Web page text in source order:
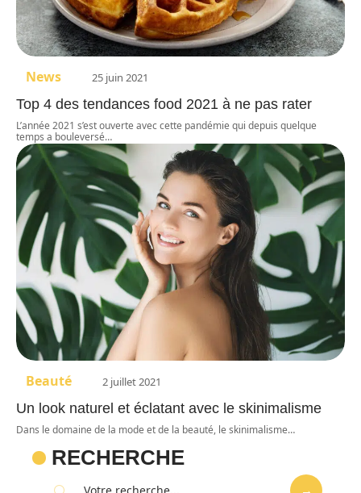
News 25 juin 2021
Top 4 des tendances food 2021 à ne pas rater
L’année 2021 s’est ouverte avec cette pandémie qui depuis quelque
temps a bouleversé…
Beauté 2 juillet 2021
Un look naturel et éclatant avec le skinimalisme
Dans le domaine de la mode et de la beauté, le skinimalisme…
RECHERCHE